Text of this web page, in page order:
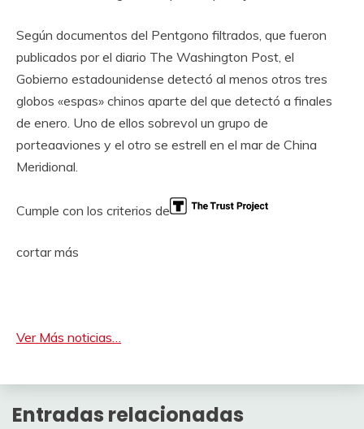
Según documentos del Pentgono filtrados, que fueron
publicados por el diario The Washington Post, el
Gobierno estadounidense detectó al menos otros tres
globos «espas» chinos aparte del que detectó a finales
de enero. Uno de ellos sobrevol un grupo de
porteaaviones y el otro se estrell en el mar de China
Meridional.
Cumple con los criterios de
cortar más
Ver Más noticias…
Entradas relacionadas